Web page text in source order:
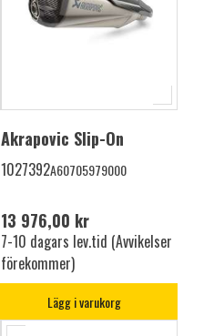
Akrapovic Slip-On
1027392A60705979000
13 976,00 kr
7-10 dagars lev.tid (Avvikelser
förekommer)
Lägg i varukorg